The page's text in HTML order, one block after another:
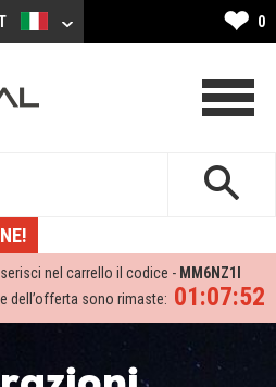
❤ 0
nel carrello il codice - MM6NZ1I
01:07:52
dell’offerta sono rimaste: